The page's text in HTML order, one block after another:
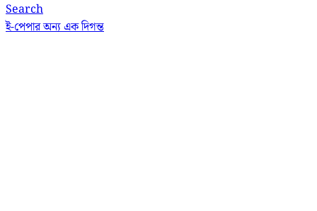
Search
ই-পেপারঅন্য এক দিগন্ত